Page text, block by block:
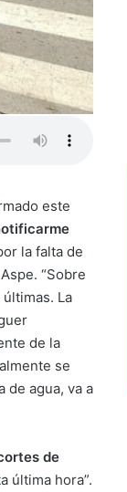
este
la falta de
“Sobre
La
de la
se
de agua, va a
de
última hora”.